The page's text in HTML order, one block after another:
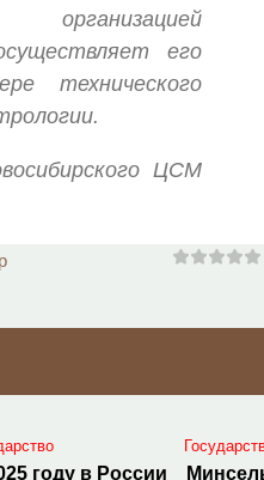
организацией
его
технического
ЦСМ
году в России